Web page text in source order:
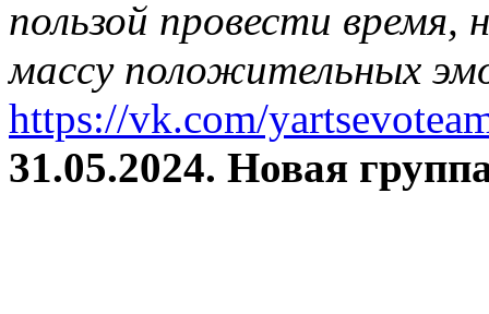
пользой провести время,
массу положительных
https://vk.com/
31.05.2024. Новая